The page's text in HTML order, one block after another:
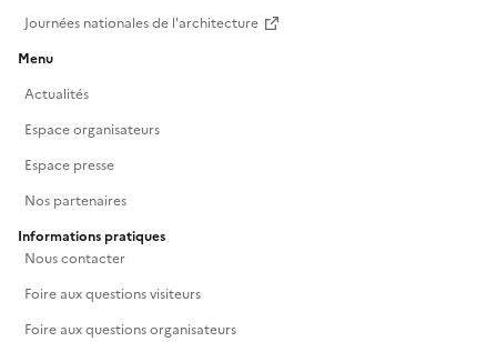
Journées nationales de l'architecture
Menu
Actualités
Espace organisateurs
Espace presse
Nos partenaires
Informations pratiques
Nous contacter
Foire aux questions visiteurs
Foire aux questions organisateurs